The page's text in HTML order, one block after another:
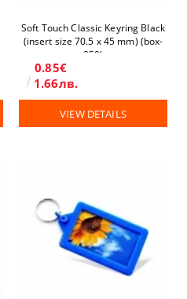
Soft Touch Classic Keyring Black
(insert size 70.5 x 45 mm) (box-
250)
0.85€
1.66лв.
VIEW DETAILS